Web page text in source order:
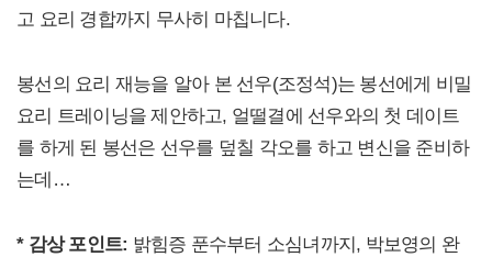
고 요리 경합까지 무사히 마칩니다.
봉선의 요리 재능을 알아 본 선우(조정석)는 봉선에게 비밀
요리 트레이닝을 제안하고, 얼떨결에 선우와의 첫 데이트
를 하게 된 봉선은 선우를 덮칠 각오를 하고 변신을 준비하
는데…
* 감상 포인트: 밝힘증 푼수부터 소심녀까지, 박보영의 완